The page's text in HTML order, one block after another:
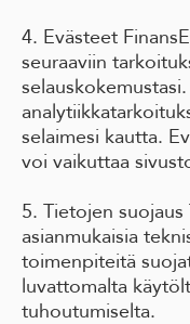
4. Evästeet
seuraaviin
selaimesi kautta.
voi vaikuttaa
5. Tietojen
asianmukaisia
toimenpiteitä
luvattomalta
tuhoutumiselta.